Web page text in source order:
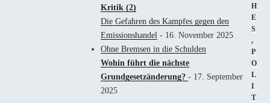
Kritik (2)
Die Gefahren des Kampfes gegen den
Emissionshandel - 16. November 2025
Ohne Bremsen in die Schulden
Wohin führt die nächste
Grundgesetzänderung? - 17. September
2025
H
E
S
,
P
O
L
I
T